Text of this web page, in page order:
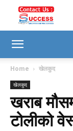
Home खेलकुद
खेलकुद
खराब
टोलीको